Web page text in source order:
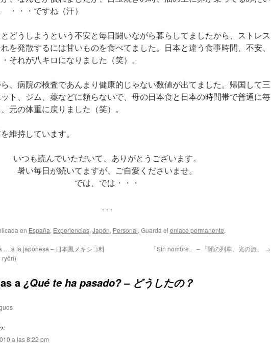
・・・ですね（汗）
どうしようという不安と毎日闘いながら暮らしてましたから、ストレス
を発散するには甘いものを食べてました。日本と違う食事時間、不安、
それが八キロになりました（笑）。
、病院の検査であんまり健康的じゃない数値が出てました。帰国して三
ト、ジム、薬などに頼らないで、母の日本食と日本の時間帯で普通に毎
元の体重に戻りました（笑）。
維持しています。
いつも読んでいただいて、ありがとうございます。
暑い毎日が続いてますが、ご自愛くださいませ。
では、では・・・
. . .
en España, Experiencias, Japón, Personal. Guarda el enlace permanente.
… a la japonesa – 日本風メキシコ料
ryôri)
「Sin nombre」 – 「闇の列車、光の旅」 →
a ¿Qué te ha pasado? – どうしたの？
a las 8:22 pm